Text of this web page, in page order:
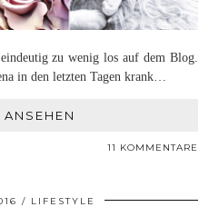
zu wenig los auf dem Blog.
in den letzten Tagen krank…
ANSEHEN
11 KOMMENTARE
LIFESTYLE